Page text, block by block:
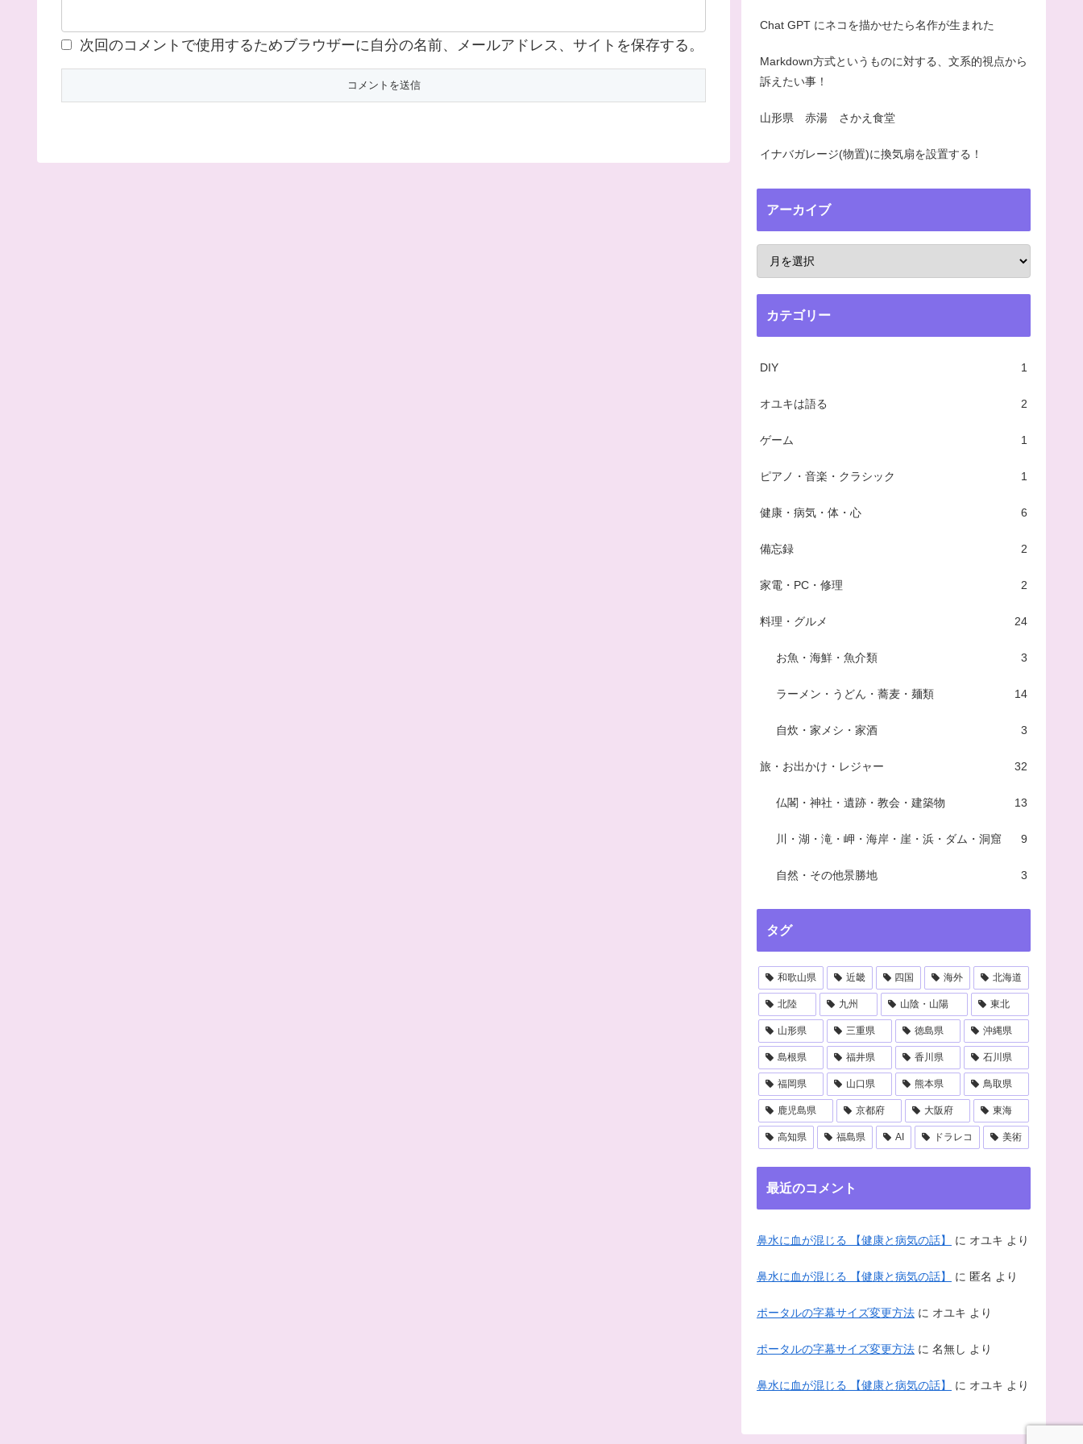
次回のコメントで使用するためブラウザーに自分の名前、メールアドレス、サイトを保存する。
Chat GPT にネコを描かせたら名作が生まれた
Markdown方式というものに対する、文系的視点から
訴えたい事！
山形県 赤湯 さかえ食堂
イナバガレージ(物置)に換気扇を設置する！
アーカイブ
カテゴリー
DIY 1
オユキは語る 2
ゲーム 1
ピアノ・音楽・クラシック 1
健康・病気・体・心 6
備忘録 2
家電・PC・修理 2
料理・グルメ 24
お魚・海鮮・魚介類 3
ラーメン・うどん・蕎麦・麺類 14
自炊・家メシ・家酒 3
旅・お出かけ・レジャー 32
仏閣・神社・遺跡・教会・建築物 13
川・湖・滝・岬・海岸・崖・浜・ダム・洞窟 9
自然・その他景勝地 3
タグ
和歌山県 近畿 四国 海外 北海道
北陸 九州 山陰・山陽 東北
山形県 三重県 徳島県 沖縄県
島根県 福井県 香川県 石川県
福岡県 山口県 熊本県 鳥取県
鹿児島県 京都府 大阪府 東海
高知県 福島県 AI ドラレコ 美術
最近のコメント
鼻水に血が混じる 【健康と病気の話】 に オユキ より
鼻水に血が混じる 【健康と病気の話】 に 匿名 より
ポータルの字幕サイズ変更方法 に オユキ より
ポータルの字幕サイズ変更方法 に 名無し より
鼻水に血が混じる 【健康と病気の話】 に オユキ より